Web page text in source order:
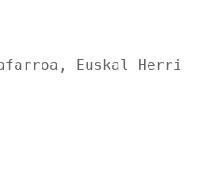
Euskal Herria